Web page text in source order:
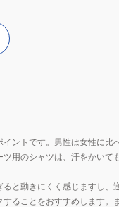
ントです。男性は女性に比
用のシャツは、汗をかいて
と動きにくく感じますし、
ることをおすすめします。